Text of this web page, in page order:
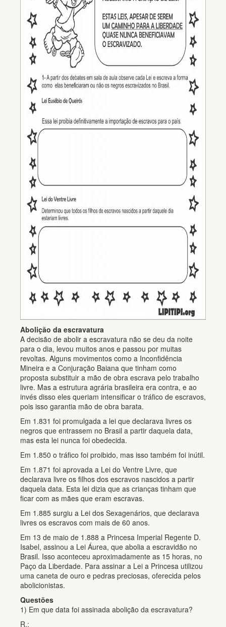
Abolição da escravatura
A decisão de abolir a escravatura não se deu da noite
para o dia, levou muitos anos e passou por muitas
revoltas. Alguns movimentos como a Inconfidência
Mineira e a Conjuração Baiana que tinham como
proposta substituir a mão de obra escrava pelo trabalho
livre. Mas a estrutura agrária brasileira era contra, e ao
invés disso eles queriam intensificar o tráfico de escravos,
pois isso garantia mão de obra barata.
Em 1.831 foi promulgada a lei que declarava livres os
negros que entrassem no Brasil a partir daquela data,
mas esta lei nunca foi obedecida.
Em 1.850 o tráfico foi proibido, mas isso também foi inútil.
Em 1.871 foi aprovada a Lei do Ventre Livre, que
declarava livre os filhos dos escravos nascidos a partir
daquela data. Esta lei dizia que as crianças tinham que
ficar com as mães que eram escravas.
Em 1.885 surgiu a Lei dos Sexagenários, que declarava
livres os escravos com mais de 60 anos.
Em 13 de maio de 1.888 a Princesa Imperial Regente D.
Isabel, assinou a Lei Áurea, que abolia a escravidão no
Brasil. Isso aconteceu aproximadamente as 15 horas, no
Paço da Liberdade. Para assinar a Lei a Princesa utilizou
uma caneta de ouro e pedras preciosas, oferecida pelos
abolicionistas.
Questões
1) Em que data foi assinada abolição da escravatura?
R.: